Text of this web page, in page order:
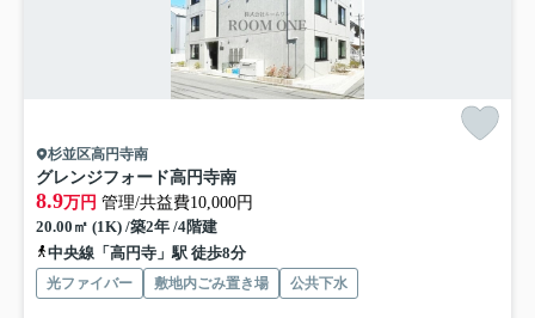
杉並区高円寺南
グレンジフォード高円寺南
8.9万円 管理/共益費10,000円
20.00㎡ (1K) /築2年 /4階建
中央線「高円寺」駅 徒歩8分
光ファイバー 敷地内ごみ置き場 公共下水